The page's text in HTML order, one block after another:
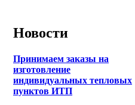
Новости
Принимаем заказы на
изготовление
индивидуальных тепловых
пунктов ИТП